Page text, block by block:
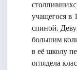
учащегося в
спиной.
большим
в её школу
оглядела